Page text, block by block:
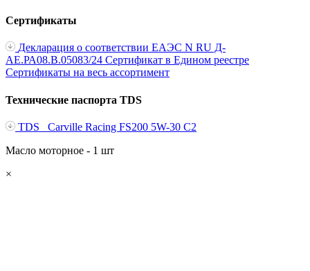
Сертификаты
Декларация о соответствии ЕАЭС N RU Д-
AE.РА08.В.05083/24 Сертификат в Едином реестре
Сертификаты на весь ассортимент
Технические паспорта TDS
TDS _Сarville Racing FS200 5W-30 С2
Масло моторное - 1 шт
×